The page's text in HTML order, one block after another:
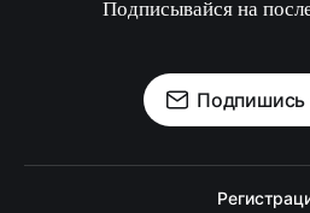
Подписывайся на
Подпишись